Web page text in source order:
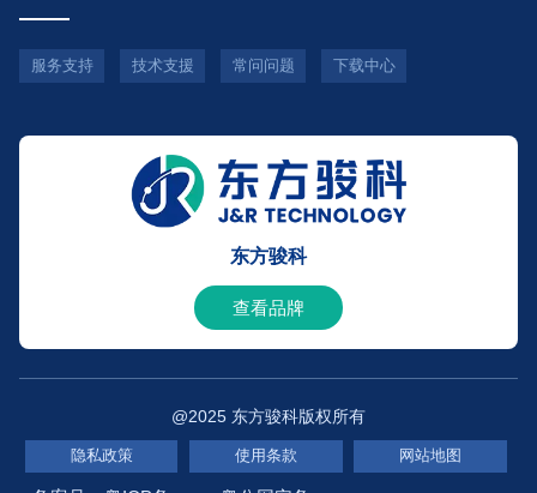
服务支持 技术支援 常问问题 下载中心
东方骏科
查看品牌
@2025 东方骏科版权所有
隐私政策 使用条款 网站地图